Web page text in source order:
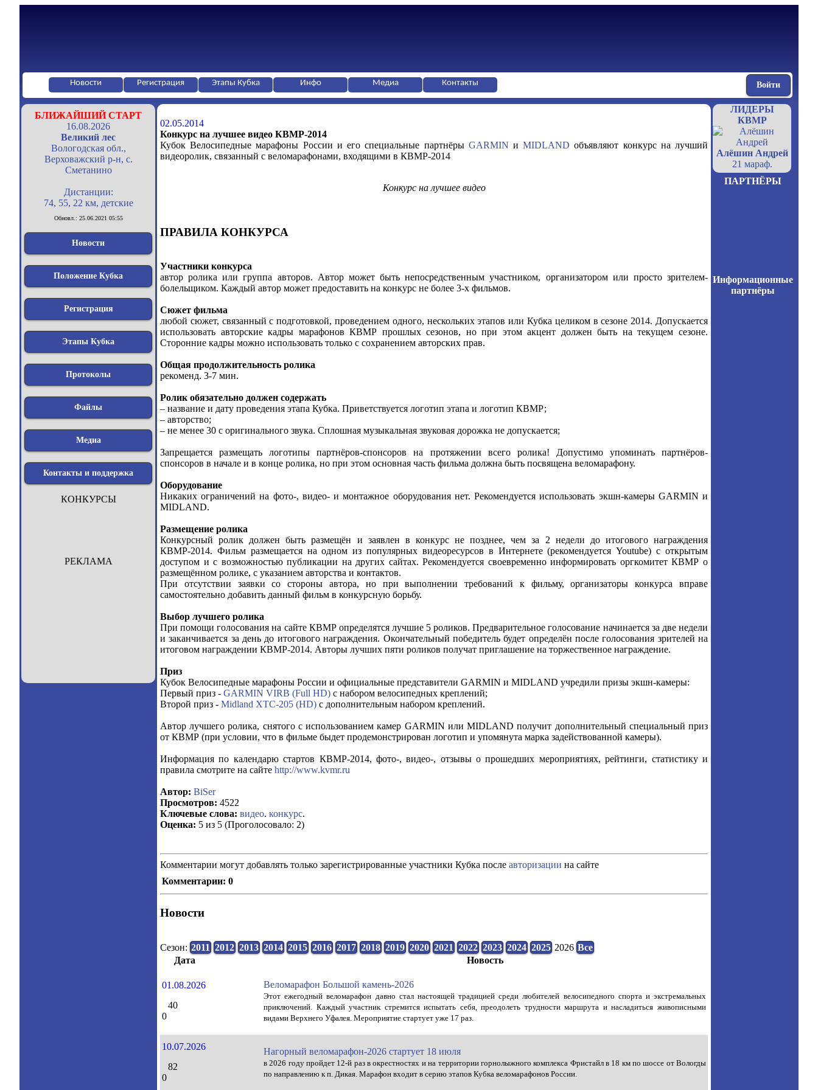
Новости Регистрация Этапы Кубка Инфо Медиа Контакты Войти
БЛИЖАЙШИЙ СТАРТ
16.08.2026
Великий лес
Вологодская обл.,
Верховажский р-н, с.
Сметанино
Дистанции:
74, 55, 22 км, детские
Обновл.: 25.06.2021 05:55
Новости
Положение Кубка
Регистрация
Этапы Кубка
Протоколы
Файлы
Медиа
Контакты и поддержка
КОНКУРСЫ
РЕКЛАМА
02.05.2014
Конкурс на лучшее видео КВМР-2014
Кубок Велосипедные марафоны России и его специальные партнёры GARMIN иMIDLAND объявляют конкурс на лучший
видеоролик, связанный с веломарафонами, входящими в КВМР-2014
Конкурс на лучшее видео
ПРАВИЛА КОНКУРСА
Участники конкурса
автор ролика или группа авторов. Автор может быть непосредственным участником, организатором или просто зрителем-
болельщиком. Каждый автор может предоставить на конкурс не более 3-х фильмов.
Сюжет фильма
любой сюжет, связанный с подготовкой, проведением одного, нескольких этапов или Кубка целиком в сезоне 2014. Допускается
использовать авторские кадры марафонов КВМР прошлых сезонов, но при этом акцент должен быть на текущем сезоне.
Сторонние кадры можно использовать только с сохранением авторских прав.
Общая продолжительность ролика
рекоменд. 3-7 мин.
Ролик обязательно должен содержать
– название и дату проведения этапа Кубка. Приветствуется логотип этапа и логотип КВМР;
– авторство;
– не менее 30 с оригинального звука. Сплошная музыкальная звуковая дорожка не допускается;
Запрещается размещать логотипы партнёров-спонсоров на протяжении всего ролика! Допустимо упоминать партнёров-
спонсоров в начале и в конце ролика, но при этом основная часть фильма должна быть посвящена веломарафону.
Оборудование
Никаких ограничений на фото-, видео- и монтажное оборудования нет. Рекомендуется использовать экшн-камеры GARMIN и
MIDLAND.
Размещение ролика
Конкурсный ролик должен быть размещён и заявлен в конкурс не позднее, чем за 2 недели до итогового награждения
КВМР-2014. Фильм размещается на одном из популярных видеоресурсов в Интернете (рекомендуется Youtube) с открытым
доступом и с возможностью публикации на других сайтах. Рекомендуется своевременно информировать оргкомитет КВМР о
размещённом ролике, с указанием авторства и контактов.
При отсутствии заявки со стороны автора, но при выполнении требований к фильму, организаторы конкурса вправе
самостоятельно добавить данный фильм в конкурсную борьбу.
Выбор лучшего ролика
При помощи голосования на сайте КВМР определятся лучшие 5 роликов. Предварительное голосование начинается за две недели
и заканчивается за день до итогового награждения. Окончательный победитель будет определён после голосования зрителей на
итоговом награждении КВМР-2014. Авторы лучших пяти роликов получат приглашение на торжественное награждение.
Приз
Кубок Велосипедные марафоны России и официальные представители GARMIN и MIDLAND учредили призы экшн-камеры:
Первый приз - GARMIN VIRB (Full HD) с набором велосипедных креплений;
Второй приз - Midland XTC-205 (HD) c дополнительным набором креплений.
Автор лучшего ролика, снятого с использованием камер GARMIN или MIDLAND получит дополнительный специальный приз
от КВМР (при условии, что в фильме быдет продемонстрирован логотип и упомянута марка задействованной камеры).
Информация по календарю стартов КВМР-2014, фото-, видео-, отзывы о прошедших мероприятиях, рейтинги, статистику и
правила смотрите на сайте http://www.kvmr.ru
Автор: BiSer
Просмотров: 4522
Ключевые слова: видео. конкурс.
Оценка: 5 из 5 (Проголосовало: 2)
Комментарии могут добавлять только зарегистрированные участники Кубка после авторизации на сайте
Комментарии: 0
Новости
Сезон: 2011 2012 2013 2014 2015 2016 2017 2018 2019 2020 2021 2022 2023 2024 2025 2026 Все
Дата
Новость
01.08.2026
40
0
Веломарафон Большой камень-2026
Этот ежегодный веломарафон давно стал настоящей традицией среди любителей велосипедного спорта и экстремальных
приключений. Каждый участник стремится испытать себя, преодолеть трудности маршрута и насладиться живописными
видами Верхнего Уфалея. Мероприятие стартует уже 17 раз.
10.07.2026
82
0
Нагорный веломарафон-2026 стартует 18 июля
в 2026 году пройдет 12-й раз в окрестностях и на территории горнолыжного комплекса Фристайл в 18 км по шоссе от Вологды
по направлению к п. Дикая. Марафон входит в серию этапов Кубка веломарафонов России.
ЛИДЕРЫ
КВМР
Алёшин Андрей
21 мараф.
ПАРТНЁРЫ
Информационные
партнёры